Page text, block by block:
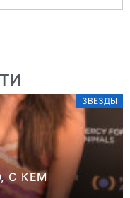
ЗВЕЗДЫ
С КЕМ